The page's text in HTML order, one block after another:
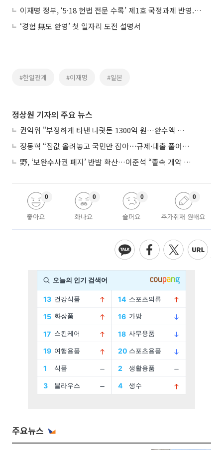
이재명 정부, ‘5·18 헌법 전문 수록’ 제1호 국정과제 반영...광주오월단체 환영
‘경험 無도 환영’ 첫 일자리 도전 설명서
#한일관계 #이재명 #일본
정상원 기자의 주요 뉴스
권익위 "부정하게 타낸 나랏돈 1300억 원…환수액 역대 최대"
장동혁 “집값 올려놓고 국민만 잡아⋯규제·대출 풀어야”
野, ‘보완수사권 폐지’ 반발 확산…이준석 “졸속 개악 입법”
좋아요
0
화나요
0
슬퍼요
0
추가취재 원해요
0
주요뉴스